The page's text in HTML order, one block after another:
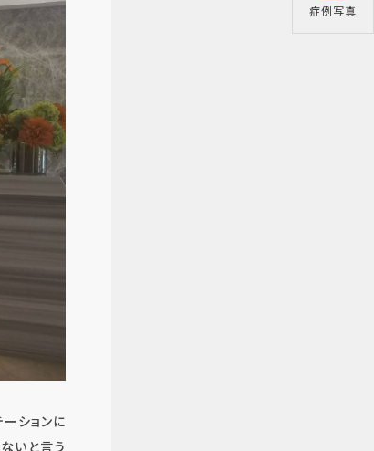
症例写真
ションに
いと言う